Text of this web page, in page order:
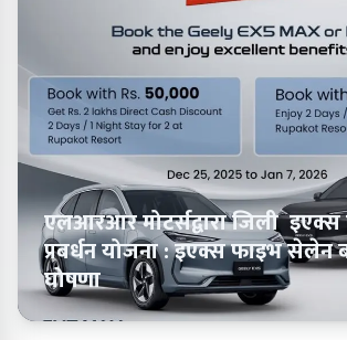
एलआरआर मोटर्सद्वारा जिली इएक्स
प्रबर्धन योजना : इएक्स फाइभ सेलेन
घोषणा